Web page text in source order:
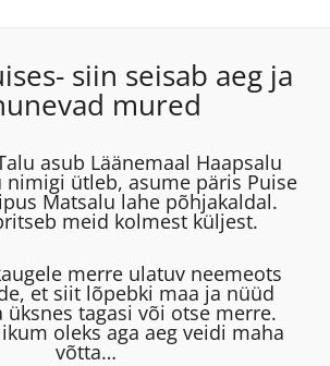
siin seisab aeg ja
mured
asub Läänemaal Haapsalu
nimigi ütleb, asume päris Puise
Matsalu lahe põhjakaldal.
meid kolmest küljest.
merre ulatuv neemeots
et siit lõpebki maa ja nüüd
üksnes tagasi või otse merre.
oleks aga aeg veidi maha
võtta…